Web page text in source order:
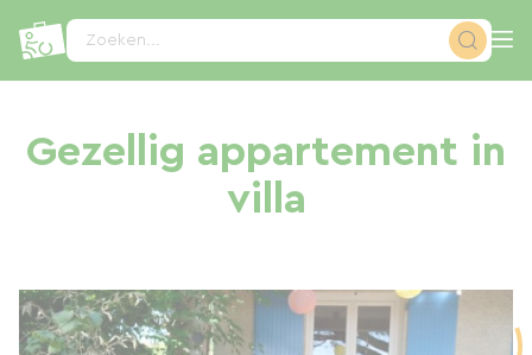
Zoeken...
Gezellig appartement in
villa
Cookies beheer paneel